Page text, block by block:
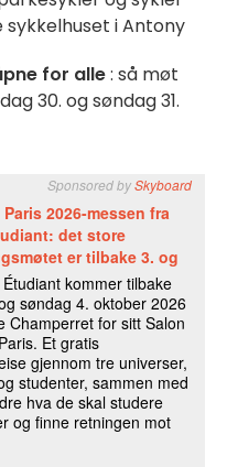
sykkelhuset i Antony
for alle: så møt
30. og søndag 31.